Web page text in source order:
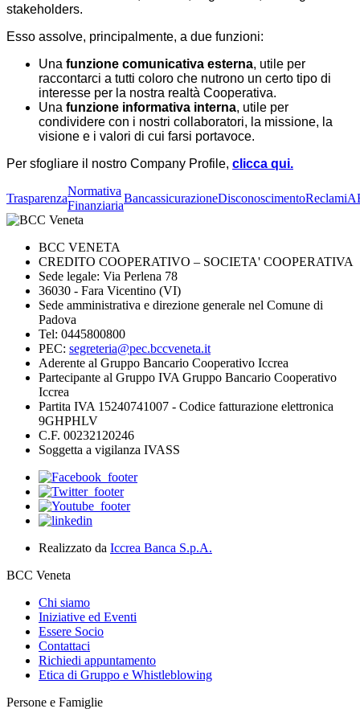
stakeholders.
Esso assolve, principalmente, a due funzioni:
Una funzione comunicativa esterna, utile per
raccontarci a tutti coloro che nutrono un certo tipo di
interesse per la nostra realtà Cooperativa.
Una funzione informativa interna, utile per
condividere con i nostri collaboratori, la missione, la
visione e i valori di cui farsi portavoce.
Per sfogliare il nostro Company Profile, clicca qui.
Trasparenza
Normativa
Finanziaria
BancassicurazioneDisconoscimentoReclami
BCC VENETA
CREDITO COOPERATIVO – SOCIETA' COOPERATIVA
Sede legale: Via Perlena 78
36030 - Fara Vicentino (VI)
Sede amministrativa e direzione generale nel Comune di
Padova
Tel: 0445800800
PEC: segreteria@pec.bccveneta.it
Aderente al Gruppo Bancario Cooperativo Iccrea
Partecipante al Gruppo IVA Gruppo Bancario Cooperativo
Iccrea
Partita IVA 15240741007 - Codice fatturazione elettronica
9GHPHLV
C.F. 00232120246
Soggetta a vigilanza IVASS
Realizzato da Iccrea Banca S.p.A.
BCC Veneta
Chi siamo
Iniziative ed Eventi
Essere Socio
Contattaci
Richiedi appuntamento
Etica di Gruppo e Whistleblowing
Persone e Famiglie